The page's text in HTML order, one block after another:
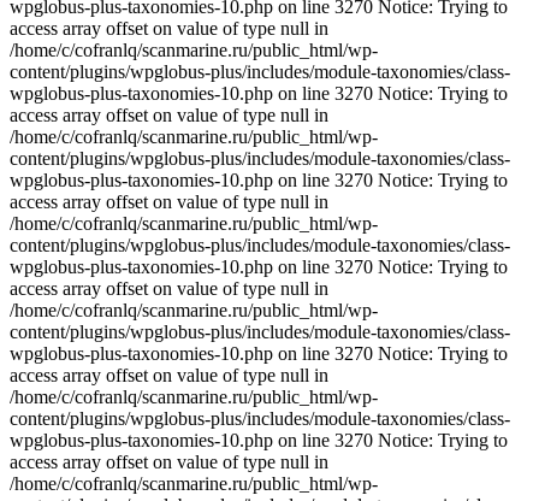
wpglobus-plus-taxonomies-10.php on line 3270 Notice: Trying to
access array offset on value of type null in
/home/c/cofranlq/scanmarine.ru/public_html/wp-
content/plugins/wpglobus-plus/includes/module-taxonomies/class-
wpglobus-plus-taxonomies-10.php on line 3270 Notice: Trying to
access array offset on value of type null in
/home/c/cofranlq/scanmarine.ru/public_html/wp-
content/plugins/wpglobus-plus/includes/module-taxonomies/class-
wpglobus-plus-taxonomies-10.php on line 3270 Notice: Trying to
access array offset on value of type null in
/home/c/cofranlq/scanmarine.ru/public_html/wp-
content/plugins/wpglobus-plus/includes/module-taxonomies/class-
wpglobus-plus-taxonomies-10.php on line 3270 Notice: Trying to
access array offset on value of type null in
/home/c/cofranlq/scanmarine.ru/public_html/wp-
content/plugins/wpglobus-plus/includes/module-taxonomies/class-
wpglobus-plus-taxonomies-10.php on line 3270 Notice: Trying to
access array offset on value of type null in
/home/c/cofranlq/scanmarine.ru/public_html/wp-
content/plugins/wpglobus-plus/includes/module-taxonomies/class-
wpglobus-plus-taxonomies-10.php on line 3270 Notice: Trying to
access array offset on value of type null in
/home/c/cofranlq/scanmarine.ru/public_html/wp-